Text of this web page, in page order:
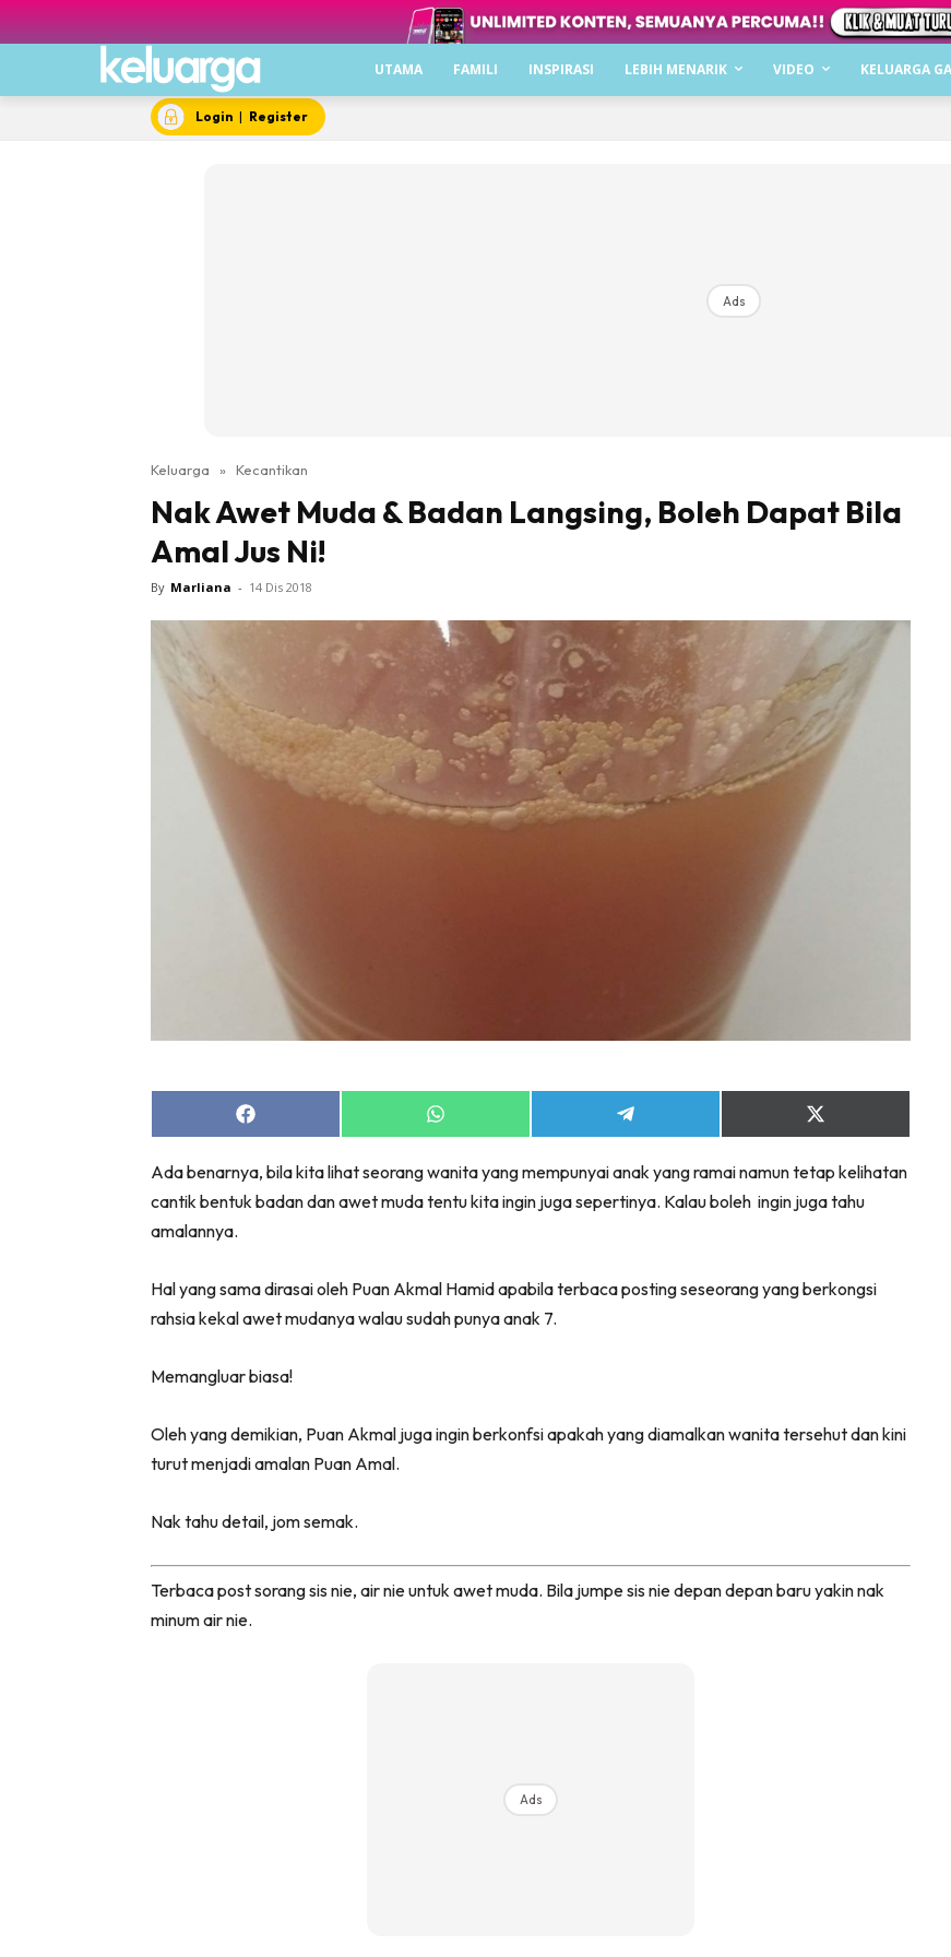
UTAMA FAMILI INSPIRASI LEBIH MENARIK VIDEO KELUARGA
Login | Register
Ads
Keluarga » Kecantikan
Nak Awet Muda & Badan Langsing, Boleh Dapat Bila
Amal Jus Ni!
By Marliana - 14 Dis 2018
Share
on
Share
on
Share
on
Share
on
(Twitter)
Ada benarnya, bila kita lihat seorang wanita yang mempunyai anak yang ramai namun tetap kelihatan
cantik bentuk badan dan awet muda tentu kita ingin juga sepertinya. Kalau boleh ingin juga tahu
amalannya.
Hal yang sama dirasai oleh Puan Akmal Hamid apabila terbaca posting seseorang yang berkongsi
rahsia kekal awet mudanya walau sudah punya anak 7.
Memangluar biasa!
Oleh yang demikian, Puan Akmal juga ingin berkonfsi apakah yang diamalkan wanita tersehut dan kini
turut menjadi amalan Puan Amal.
Nak tahu detail, jom semak.
Terbaca post sorang sis nie, air nie untuk awet muda. Bila jumpe sis nie depan depan baru yakin nak
minum air nie.
Ads